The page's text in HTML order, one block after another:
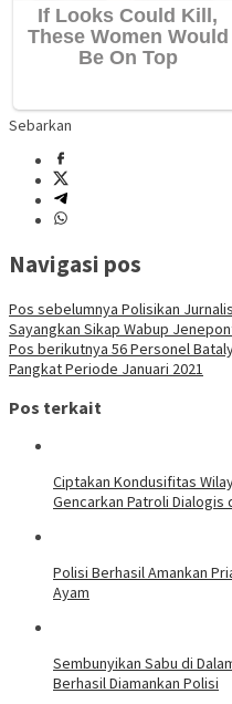
Sebarkan
Navigasi pos
Pos sebelumnya Polisikan
Sayangkan Sikap Wabup
Pos berikutnya 56 Personel
Pangkat Periode Januari 2021
Pos terkait
Ciptakan Kondusifitas
Gencarkan Patroli Dialogis
Polisi Berhasil Amankan
Ayam
Sembunyikan Sabu di
Berhasil Diamankan Polisi